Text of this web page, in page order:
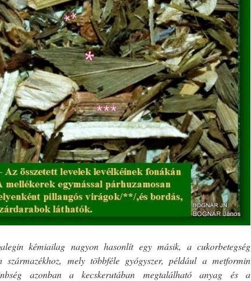
kémiailag nagyon hasonlít egy másik, a cukorbetegség
származékhoz, mely többféle gyógyszer, például a metformin
azonban a kecskerutában megtalálható anyag és a